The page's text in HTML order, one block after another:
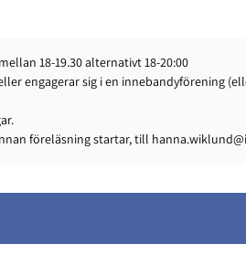
18-19.30 alternativt 18-20:00
engagerar sig i en innebandyförening
föreläsning startar, till